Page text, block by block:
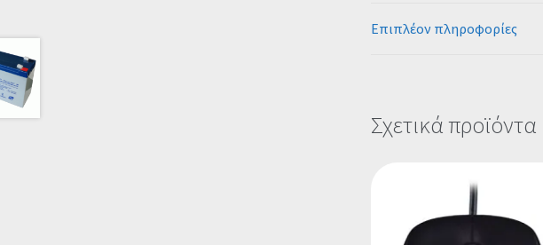
Επιπλέον πληροφορίες
Σχετικά προϊόντα